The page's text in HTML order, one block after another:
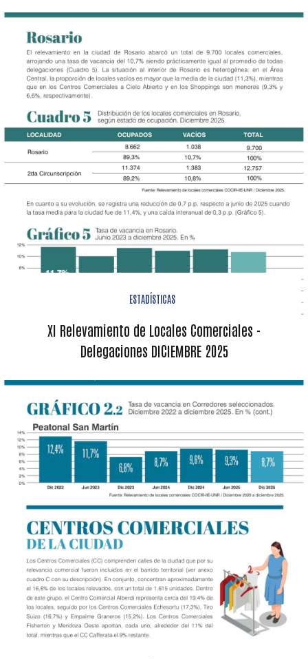
ESTADÍSTICAS
XI Relevamiento de Locales Comerciales -
Delegaciones DICIEMBRE 2025